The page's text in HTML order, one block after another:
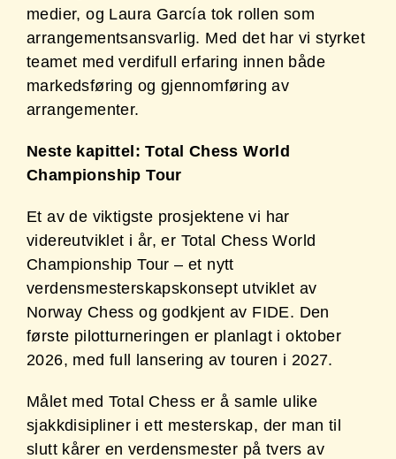
medier, og Laura García tok rollen som
arrangementsansvarlig. Med det har vi styrket
teamet med verdifull erfaring innen både
markedsføring og gjennomføring av
arrangementer.
Neste kapittel: Total Chess World
Championship Tour
Et av de viktigste prosjektene vi har
videreutviklet i år, er Total Chess World
Championship Tour – et nytt
verdensmesterskapskonsept utviklet av
Norway Chess og godkjent av FIDE. Den
første pilotturneringen er planlagt i oktober
2026, med full lansering av touren i 2027.
Målet med Total Chess er å samle ulike
sjakkdisipliner i ett mesterskap, der man til
slutt kårer en verdensmester på tvers av